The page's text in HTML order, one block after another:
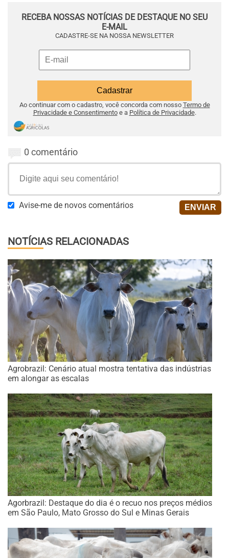
RECEBA NOSSAS NOTÍCIAS DE DESTAQUE NO SEU
E-MAIL
CADASTRE-SE NA NOSSA NEWSLETTER
Ao continuar com o cadastro, você concorda com nosso Termo de
Privacidade e Consentimentoe a Política de Privacidade.
0 comentário
Avise-me de novos comentários
NOTÍCIAS RELACIONADAS
Agrobrazil: Cenário atual mostra tentativa das indústrias
em alongar as escalas
Agorbrazil: Destaque do dia é o recuo nos preços médios
em São Paulo, Mato Grosso do Sul e Minas Gerais